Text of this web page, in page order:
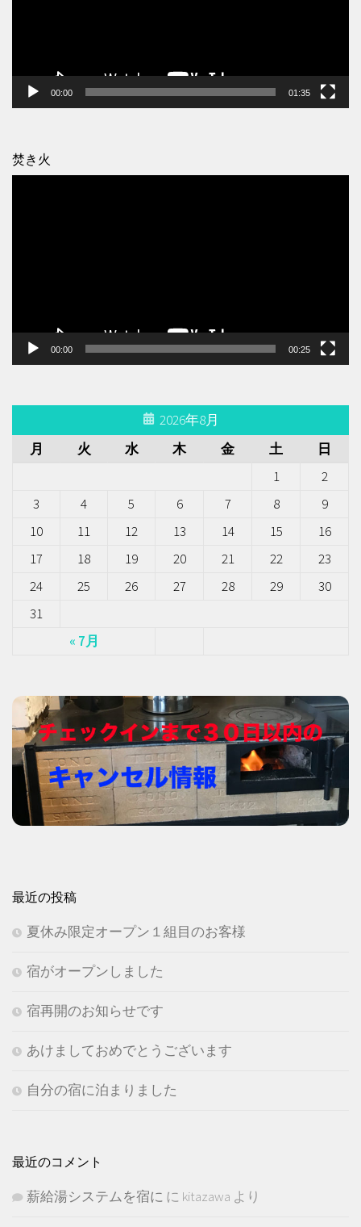
00:00 01:35
焚き火
00:00 00:25
2026年8月
月
火 水 木 金 土 日
« 7月
1
2
3
4 5 6 7 8
9
10
11 12 13 14 15
16
17
18 19 20 21 22
23
24
25 26 27 28 29
30
31
最近の投稿
夏休み限定オープン１組目のお客様
宿がオープンしました
宿再開のお知らせです
あけましておめでとうございます
自分の宿に泊まりました
最近のコメント
薪給湯システムを宿に に kitazawa より